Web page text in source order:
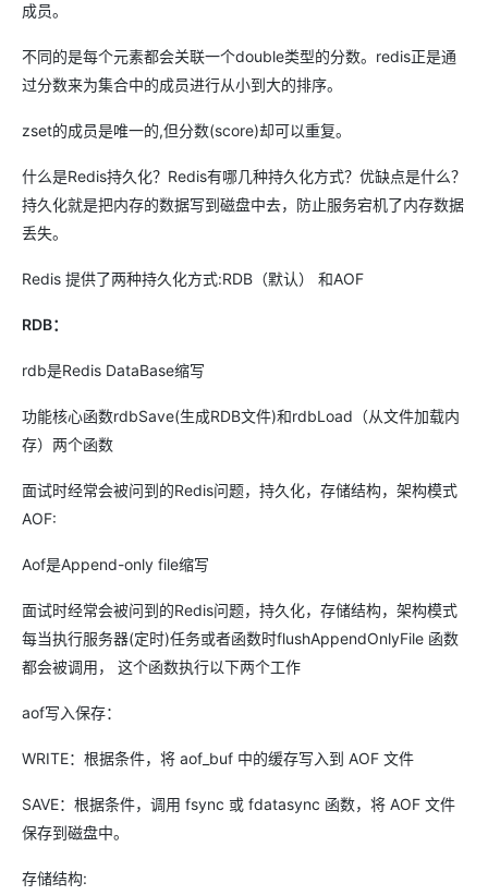
成员。
不同的是每个元素都会关联一个double类型的分数。redis正是通
过分数来为集合中的成员进行从小到大的排序。
zset的成员是唯一的,但分数(score)却可以重复。
什么是Redis持久化？Redis有哪几种持久化方式？优缺点是什么？
持久化就是把内存的数据写到磁盘中去，防止服务宕机了内存数据
丢失。
Redis 提供了两种持久化方式:RDB（默认） 和AOF
RDB：
rdb是Redis DataBase缩写
功能核心函数rdbSave(生成RDB文件)和rdbLoad（从文件加载内
存）两个函数
面试时经常会被问到的Redis问题，持久化，存储结构，架构模式
AOF:
Aof是Append-only file缩写
面试时经常会被问到的Redis问题，持久化，存储结构，架构模式
每当执行服务器(定时)任务或者函数时flushAppendOnlyFile 函数
都会被调用， 这个函数执行以下两个工作
aof写入保存：
WRITE：根据条件，将 aof_buf 中的缓存写入到 AOF 文件
SAVE：根据条件，调用 fsync 或 fdatasync 函数，将 AOF 文件
保存到磁盘中。
存储结构: